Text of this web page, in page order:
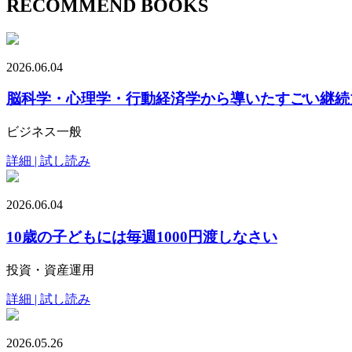
RECOMMEND BOOKS
2026.06.04
脳科学・心理学・行動経済学から導いたすごい継
ビジネス一般
詳細 | 試し読み
2026.06.04
10歳の子どもには毎週1000円渡しなさい
投資・資産運用
詳細 | 試し読み
2026.05.26